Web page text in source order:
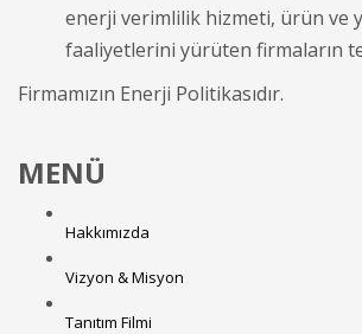
enerji verimlilik hizmeti, ürün ve
faaliyetlerini yürüten firmaların
Firmamızın Enerji Politikasıdır.
MENÜ
Hakkımızda
Vizyon & Misyon
Tanıtım Filmi